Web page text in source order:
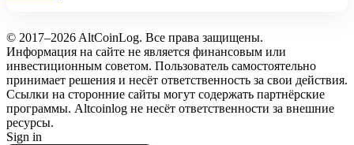
© 2017–2026 AltCoinLog. Все права защищены.
Информация на сайте не является финансовым или
инвестиционным советом. Пользователь самостоятельно
принимает решения и несёт ответственность за свои действия.
Ссылки на сторонние сайты могут содержать партнёрские
программы. Altcoinlog не несёт ответственности за внешние
ресурсы.
Sign in